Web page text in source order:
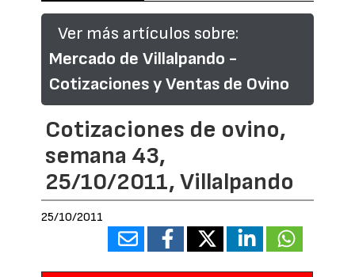
Ver más artículos sobre:
Mercado de Villalpando -
Cotizaciones y Ventas de Ovino
Cotizaciones de ovino,
semana 43,
25/10/2011, Villalpando
25/10/2011